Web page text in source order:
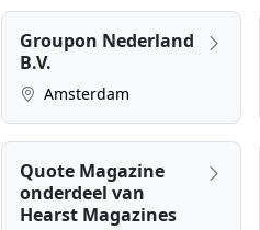
Groupon Nederland
B.V.
Amsterdam
Quote Magazine
onderdeel van
Hearst Magazines